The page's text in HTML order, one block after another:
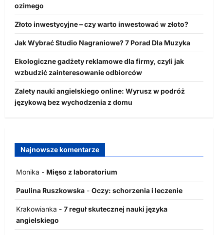
ozimego
Złoto inwestycyjne – czy warto inwestować w złoto?
Jak Wybrać Studio Nagraniowe? 7 Porad Dla Muzyka
Ekologiczne gadżety reklamowe dla firmy, czyli jak
wzbudzić zainteresowanie odbiorców
Zalety nauki angielskiego online: Wyrusz w podróż
językową bez wychodzenia z domu
Najnowsze komentarze
Monika - Mięso z laboratorium
Paulina Ruszkowska - Oczy: schorzenia i leczenie
Krakowianka - 7 reguł skutecznej nauki języka
angielskiego